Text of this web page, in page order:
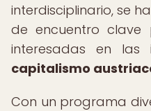
interdisciplinario, se
de encuentro clave
interesadas en las
capitalismo
Con un programa